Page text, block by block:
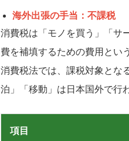
海外出張の手当：不課税
消費税は「モノを買う」「サ
費を補填するための費用とい
消費税法では、課税対象とな
泊」「移動」は日本国外で行
項目